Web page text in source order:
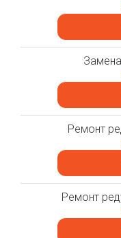
Ремонт
Ремонт